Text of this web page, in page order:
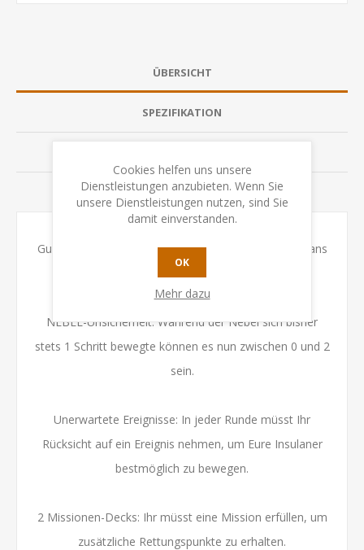
ÜBERSICHT
SPEZIFIKATION
KONTAKTIEREN SIE UNS
Guardians: Ihr spielt einen von 6 verfügbaren Guardians
NEBEL-Unsicherheit: Während der Nebel sich bisher
stets 1 Schritt bewegte können es nun zwischen 0 und 2
sein.
Unerwartete Ereignisse: In jeder Runde müsst Ihr
Rücksicht auf ein Ereignis nehmen, um Eure Insulaner
bestmöglich zu bewegen.
2 Missionen-Decks: Ihr müsst eine Mission erfüllen, um
zusätzliche Rettungspunkte zu erhalten.
Cookies helfen uns unsere
Dienstleistungen anzubieten. Wenn Sie
unsere Dienstleistungen nutzen, sind Sie
damit einverstanden.
OK
Mehr dazu